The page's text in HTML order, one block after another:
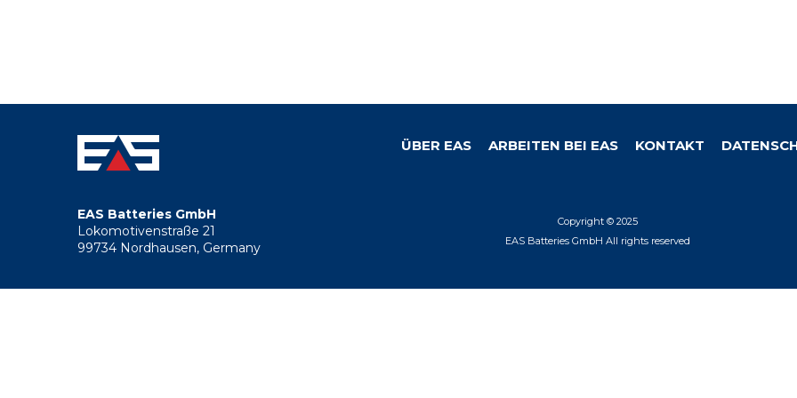
Footer
ÜBER EAS ARBEITEN BEI EAS KONTAKT
EAS Batteries GmbH
Lokomotivenstraße 21
99734 Nordhausen, Germany
Copyright © 2025
EAS Batteries GmbH All rights reserved